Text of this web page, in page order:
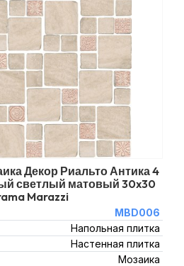
Декор Риальто Антика 4
светлый матовый 30x30
Marazzi
MBD006
Напольная плитка
Настенная плитка
Мозаика